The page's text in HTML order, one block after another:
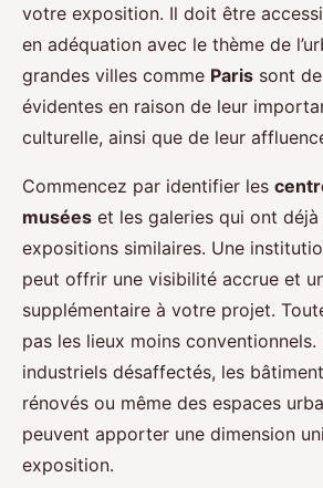
votre exposition. Il doit être
en adéquation avec le thème de
grandes villes comme Paris sont
évidentes en raison de leur
culturelle, ainsi que de leur
Commencez par identifier les
musées et les galeries qui ont
expositions similaires. Une
peut offrir une visibilité accrue et
supplémentaire à votre projet.
pas les lieux moins conventionnels.
industriels désaffectés, les
rénovés ou même des espaces
peuvent apporter une dimension
exposition.